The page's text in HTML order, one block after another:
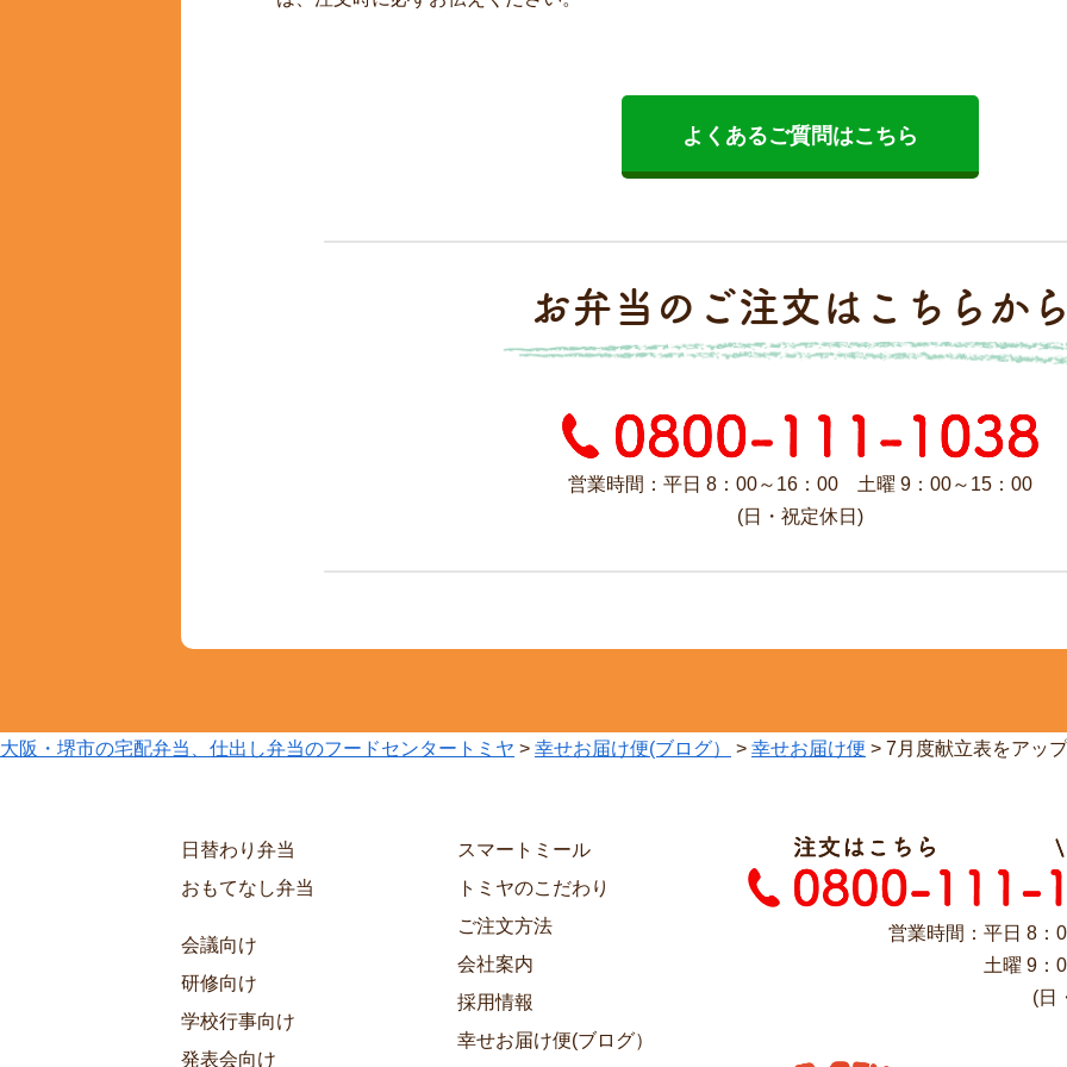
よくあるご質問はこちら
お弁当のご注文はこちらか
営業時間：平日 8：00～16：00 土曜 9：00～15：00
(日・祝定休日)
大阪・堺市の宅配弁当、仕出し弁当のフードセンタートミヤ > 幸せお届け便(ブログ） > 幸せお届け便 > 7月度献立表をアッ
日替わり弁当
おもてなし弁当
会議向け
研修向け
学校行事向け
発表会向け
スマートミール
トミヤのこだわり
ご注文方法
会社案内
採用情報
幸せお届け便(ブログ）
営業時間：平日 8：
土曜 9：
(日